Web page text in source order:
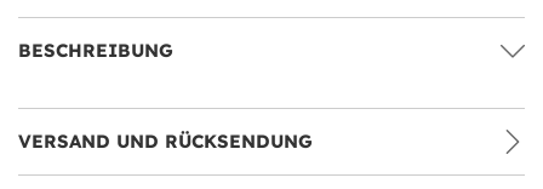
BESCHREIBUNG
VERSAND UND RÜCKSENDUNG